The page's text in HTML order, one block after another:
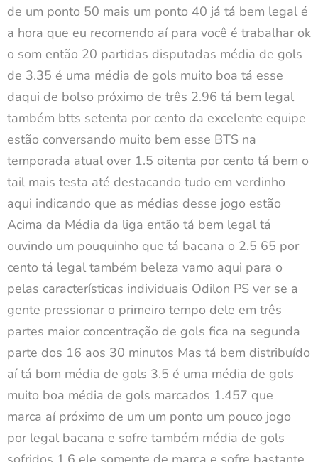
de um ponto 50 mais um ponto 40 já tá bem legal é
a hora que eu recomendo aí para você é trabalhar ok
o som então 20 partidas disputadas média de gols
de 3.35 é uma média de gols muito boa tá esse
daqui de bolso próximo de três 2.96 tá bem legal
também btts setenta por cento da excelente equipe
estão conversando muito bem esse BTS na
temporada atual over 1.5 oitenta por cento tá bem o
tail mais testa até destacando tudo em verdinho
aqui indicando que as médias desse jogo estão
Acima da Média da liga então tá bem legal tá
ouvindo um pouquinho que tá bacana o 2.5 65 por
cento tá legal também beleza vamo aqui para o
pelas características individuais Odilon PS ver se a
gente pressionar o primeiro tempo dele em três
partes maior concentração de gols fica na segunda
parte dos 16 aos 30 minutos Mas tá bem distribuído
aí tá bom média de gols 3.5 é uma média de gols
muito boa média de gols marcados 1.457 que
marca aí próximo de um um ponto um pouco jogo
por legal bacana e sofre também média de gols